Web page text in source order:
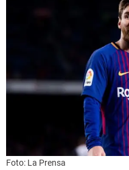
Foto: La Prensa